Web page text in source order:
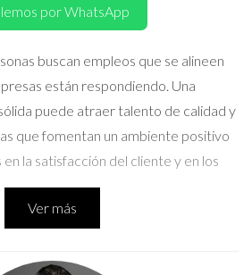
por WhatsApp
buscan empleos que se alineen
están respondiendo. Una
puede atraer talento de calidad y
que fomentan un ambiente positivo
la satisfacción del cliente y en los
- Innovación y Flexibilidad
Ver más